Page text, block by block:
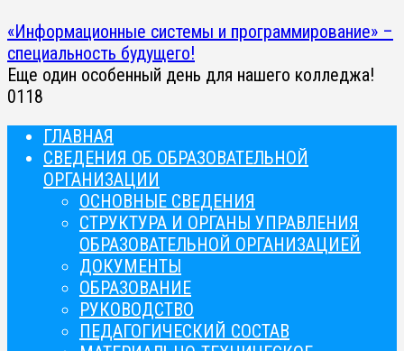
«Информационные системы и программирование» –
специальность будущего!
Еще один особенный день для нашего колледжа!
0118
ГЛАВНАЯ
СВЕДЕНИЯ ОБ ОБРАЗОВАТЕЛЬНОЙ
ОРГАНИЗАЦИИ
ОСНОВНЫЕ СВЕДЕНИЯ
СТРУКТУРА И ОРГАНЫ УПРАВЛЕНИЯ
ОБРАЗОВАТЕЛЬНОЙ ОРГАНИЗАЦИЕЙ
ДОКУМЕНТЫ
ОБРАЗОВАНИЕ
РУКОВОДСТВО
ПЕДАГОГИЧЕСКИЙ СОСТАВ